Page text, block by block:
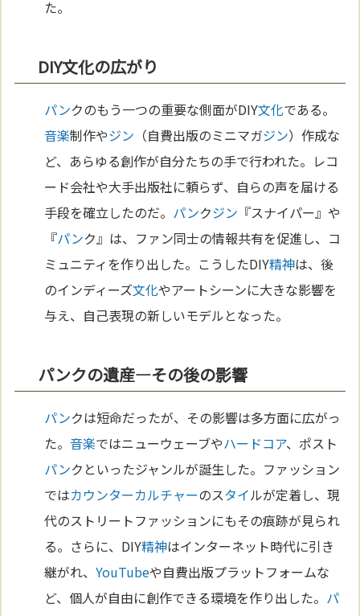
た。
DIY文化の広がり
パンクのもう一つの重要な側面がDIY文化である。
音楽制作やジン （自費出版のミニマガジン）作成な
ど、あらゆる創作が自分たちの手で行われた。レコ
ード会社や大手出版社に頼らず、自らの声を届ける
手段を確立したのだ。 パンクジン 『スナイパー』や
『パンク』は、ファン同士の情報共有を促進し、コ
ミュニティを作り出した。こうしたDIY精神は、後
のインディーズ文化やアートシーンに大きな影響を
与え、自己表現の新しいモデルとなった。
パンクの遺産—その後の影響
パンクは短命だったが、その影響は多方面に広がっ
た。音楽ではニューウェーブやハードコア、ポスト
パンクといったジャンルが誕生した。ファッション
ではカウンターカルチャーのスタイルが定着し、現
代のストリートファッションにもその痕跡が見られ
る。さらに、DIY精神はインターネット時代に引き
継がれ、YouTubeや自費出版プラットフォームな
ど、個人が自由に創作できる環境を作り出した。 パ